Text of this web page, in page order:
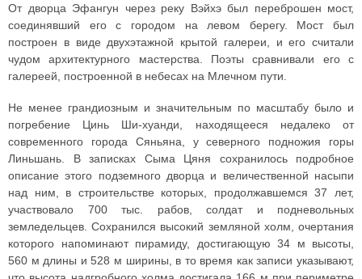
От дворца Эфангун через реку Вэйхэ был переброшен мост,
соединявший его с городом на левом берегу. Мост был
построен в виде двухэтажной крытой галереи, и его считали
чудом архитектурного мастерства. Поэты сравнивали его с
галереей, построенной в небесах на Млечном пути.
Не менее грандиозным и значительным по масштабу было и
погребение Цинь Ши-хуанди, находящееся недалеко от
современного города Сяньяна, у северного подножия горы
Линьшань. В записках Сыма Цяня сохранилось подробное
описание этого подземного дворца и величественной насыпи
над ним, в строительстве которых, продолжавшемся 37 лет,
участвовало 700 тыс. рабов, солдат и подневольных
земледельцев. Сохранился высокий земляной холм, очертания
которого напоминают пирамиду, достигающую 34 м высоты,
560 м длины и 528 м ширины, в то время как записи указывают,